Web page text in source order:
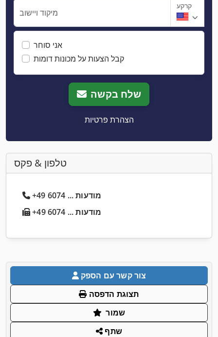
מיקוד ויישוב
קרקע
אני סוחר
קבל הצעות על מכונות דומות
שלח בקשה
הצהרת פרטיות
טלפון & פקס
+49 6074 ... מודעות
+49 6074 ... מודעות
צור קשר עם הספק
תצוגת הדפסה
שמור
שתף